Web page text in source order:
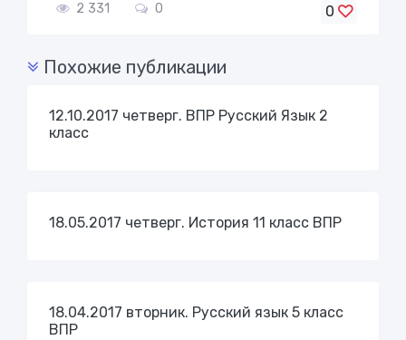
2 331 0 0
Похожие публикации
12.10.2017 четверг. ВПР Русский Язык 2
класс
18.05.2017 четверг. История 11 класс ВПР
18.04.2017 вторник. Русский язык 5 класс
ВПР